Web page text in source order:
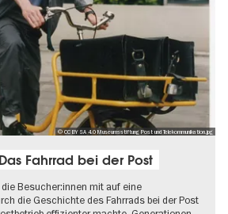
© CC BY SA 4.0 Museumsstiftung Post und Telekommunikation.jpg
Fahrrad bei der Post
Besucher:innen mit auf eine
die Geschichte des Fahrrads bei der Post